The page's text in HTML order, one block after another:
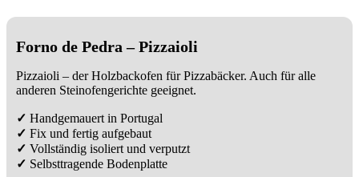
Forno de Pedra – Pizzaioli
Pizzaioli – der Holzbackofen für Pizzabäcker. Auch für alle
anderen Steinofengerichte geeignet.
✓ Handgemauert in Portugal
✓ Fix und fertig aufgebaut
✓ Vollständig isoliert und verputzt
✓ Selbsttragende Bodenplatte